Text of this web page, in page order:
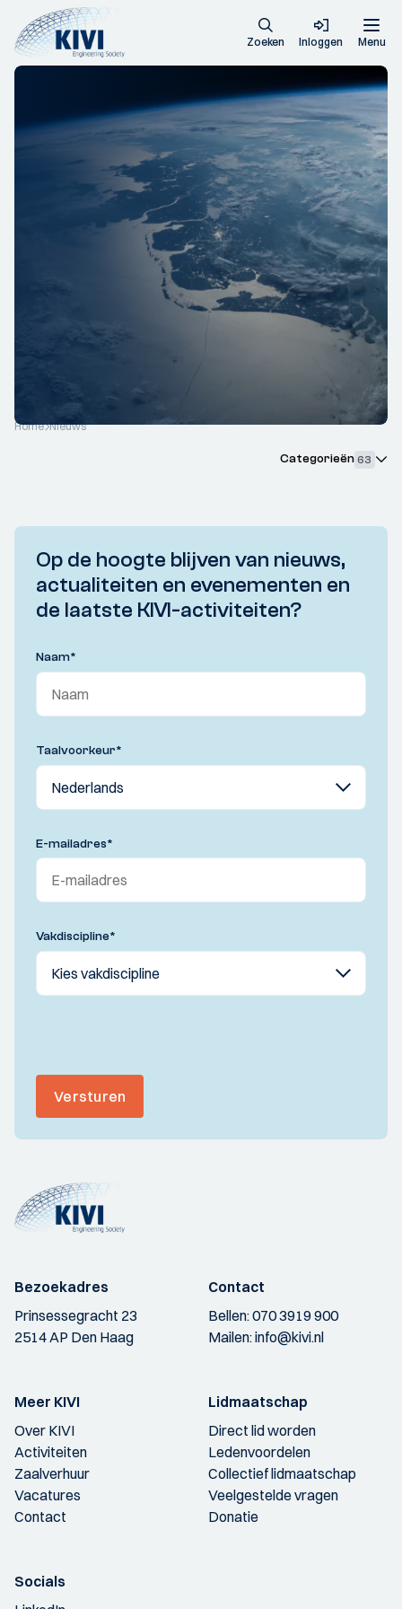
Zoeken Inloggen Menu
Home Nieuws
Categorieën 63
Op de hoogte blijven van nieuws,
actualiteiten en evenementen en
de laatste KIVI-activiteiten?
Naam*
Taalvoorkeur*
E-mailadres*
Vakdiscipline*
Versturen
Bezoekadres
Prinsessegracht 23
2514 AP Den Haag
Contact
Bellen:070 3919 900
Mailen:info@kivi.nl
Meer KIVI
Over KIVI
Activiteiten
Zaalverhuur
Vacatures
Contact
Lidmaatschap
Direct lid worden
Ledenvoordelen
Collectief lidmaatschap
Veelgestelde vragen
Donatie
Socials